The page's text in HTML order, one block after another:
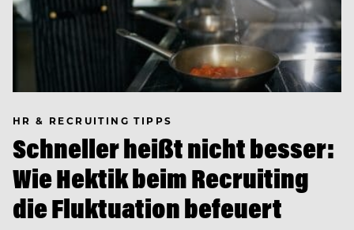
HR & RECRUITING TIPPS
Schneller heißt nicht besser:
Wie Hektik beim Recruiting
die Fluktuation befeuert